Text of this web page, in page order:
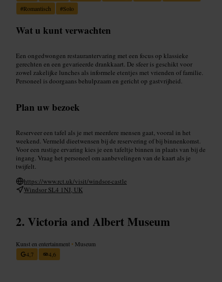
#Romantisch #Solo
Wat u kunt verwachten
Een ongedwongen restaurantervaring met een focus op klassieke
gerechten en een gevarieerde drankkaart. De sfeer is geschikt voor
zowel zakelijke lunches als informele etentjes met vrienden of familie.
Personeel is doorgaans behulpzaam en gericht op gastvrijheid.
Plan uw bezoek
Reserveer een tafel als je met meerdere mensen gaat, vooral in het
weekend. Vermeld dieetwensen bij de reservering of bij binnenkomst.
Voor een rustige ervaring kies je een tafeltje binnen in plaats van bij de
ingang. Vraag het personeel om aanbevelingen van de kaart als je
twijfelt.
https://www.rct.uk/visit/windsor-castle
Windsor SL4 1NJ, UK
Victoria and Albert Museum
Kunst en entertainment • Museum
4,7
4,6